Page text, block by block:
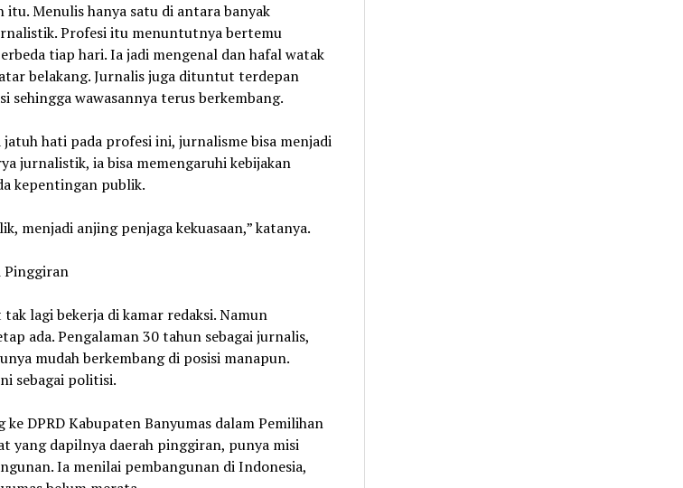
Menulis hanya satu di antara banyak
Profesi itu menuntutnya bertemu
tiap hari. Ia jadi mengenal dan hafal watak
belakang. Jurnalis juga dituntut terdepan
sehingga wawasannya terus berkembang.
hati pada profesi ini, jurnalisme bisa menjadi
jurnalistik, ia bisa memengaruhi kebijakan
kepentingan publik.
menjadi anjing penjaga kekuasaan,” katanya.
Pinggiran
lagi bekerja di kamar redaksi. Namun
ada. Pengalaman 30 tahun sebagai jurnalis,
mudah berkembang di posisi manapun.
sebagai politisi.
DPRD Kabupaten Banyumas dalam Pemilihan
yang dapilnya daerah pinggiran, punya misi
Ia menilai pembangunan di Indonesia,